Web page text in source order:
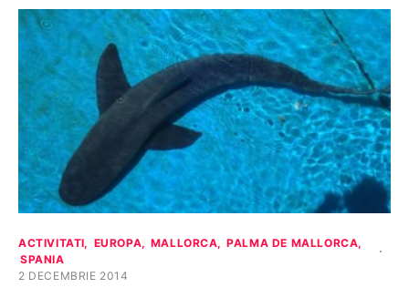
ACTIVITATI EUROPA MALLORCA
PALMA DE MALLORCA
SPANIA
2 DECEMBRIE 2014